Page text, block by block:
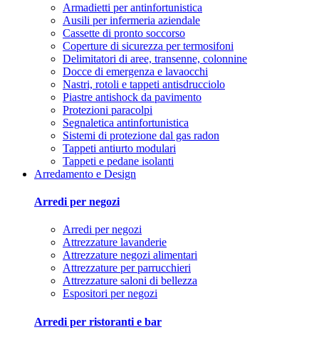
Armadietti per antinfortunistica
Ausili per infermeria aziendale
Cassette di pronto soccorso
Coperture di sicurezza per termosifoni
Delimitatori di aree, transenne, colonnine
Docce di emergenza e lavaocchi
Nastri, rotoli e tappeti antisdrucciolo
Piastre antishock da pavimento
Protezioni paracolpi
Segnaletica antinfortunistica
Sistemi di protezione dal gas radon
Tappeti antiurto modulari
Tappeti e pedane isolanti
Arredamento e Design
Arredi per negozi
Arredi per negozi
Attrezzature lavanderie
Attrezzature negozi alimentari
Attrezzature per parrucchieri
Attrezzature saloni di bellezza
Espositori per negozi
Arredi per ristoranti e bar